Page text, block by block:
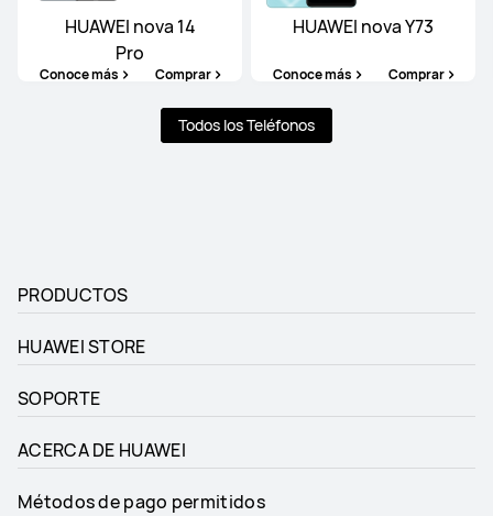
HUAWEI nova 14
Pro
Conoce más Comprar
HUAWEI nova Y73
Conoce más Comprar
Todos los Teléfonos
PRODUCTOS
HUAWEI STORE
SOPORTE
ACERCA DE HUAWEI
Métodos de pago permitidos